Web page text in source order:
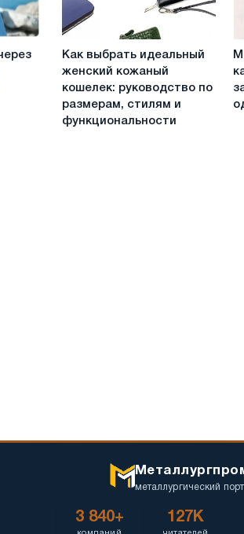
кожаный
кошелек:
Как выбрать идеальный
женский кожаный
кошелек: руководство по
размерам, стилям и
функциональности
металлургический
3 840+ 127K